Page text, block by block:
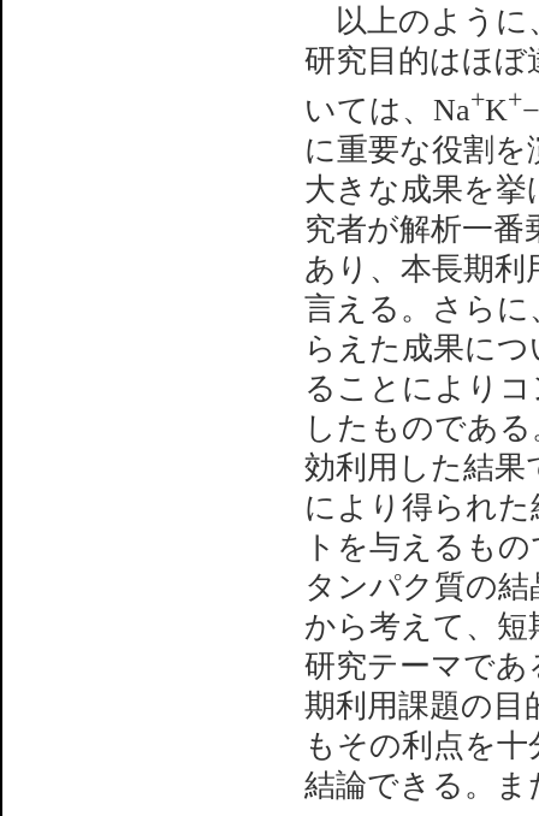
以上のように
研究目的はほ
いては、Na+K+
に重要な役割
大きな成果を
究者が解析一
あり、本長期利
言える。さらに
らえた成果に
ることにより
したものであ
効利用した結果
により得られ
トを与えるも
タンパク質の
から考えて、
研究テーマであ
期利用課題の
もその利点を
結論できる。